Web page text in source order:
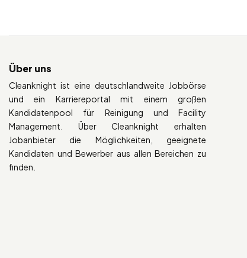
Über uns
Cleanknight ist eine deutschlandweite Jobbörse
und ein Karriereportal mit einem großen
Kandidatenpool für Reinigung und Facility
Management. Über Cleanknight erhalten
Jobanbieter die Möglichkeiten, geeignete
Kandidaten und Bewerber aus allen Bereichen zu
finden.